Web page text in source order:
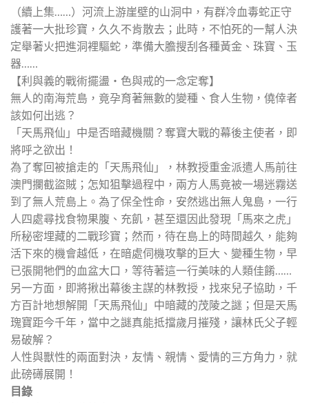
（續上集……）河流上游崖壁的山洞中，有群冷血毒蛇正守
護著一大批珍寶，久久不肯散去；此時，不怕死的一幫人決
定舉著火把進洞裡驅蛇，準備大膽搜刮各種黃金、珠寶、玉
器……
【利與義的戰術擺盪‧色與戒的一念定奪】
無人的南海荒島，竟孕育著無數的變種、食人生物，僥倖者
該如何出逃？
「天馬飛仙」中是否暗藏機關？奪寶大戰的幕後主使者，即
將呼之欲出！
為了奪回被搶走的「天馬飛仙」，林教授重金派遣人馬前往
澳門攔截盜賊；怎知狙擊過程中，兩方人馬竟被一場迷霧送
到了無人荒島上。為了保全性命，安然逃出無人鬼島，一行
人四處尋找食物果腹、充飢，甚至還因此發現「馬來之虎」
所秘密埋藏的二戰珍寶；然而，待在島上的時間越久，能夠
活下來的機會越低，在暗處伺機攻擊的巨大、變種生物，早
已張開牠們的血盆大口，等待著這一行美味的人類佳餚……
另一方面，即將揪出幕後主謀的林教授，找來兒子協助，千
方百計地想解開「天馬飛仙」中暗藏的茂陵之謎；但是天馬
瑰寶距今千年，當中之謎真能抵擋歲月摧殘，讓林氏父子輕
易破解？
人性與獸性的兩面對決，友情、親情、愛情的三方角力，就
此磅礡展開！
目錄